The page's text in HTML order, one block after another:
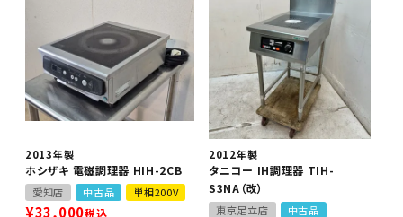
2013年製
ホシザキ 電磁調理器 HIH-2CB
愛知店 中古品 単相200V
¥33,000税込
2012年製
タニコー IH調理器 TIH-
S3NA（改）
東京足立店
中古品